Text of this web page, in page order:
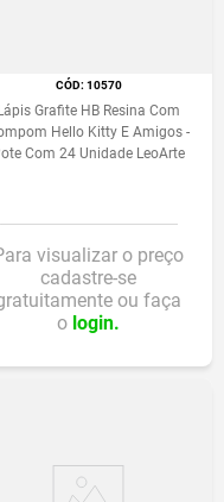
:10570
Lápis Grafite HB Resina Com
Hello Kitty E Amigos -
Com 24 Unidade LeoArte
visualizar o preço
cadastre-se
ou faça
o login.